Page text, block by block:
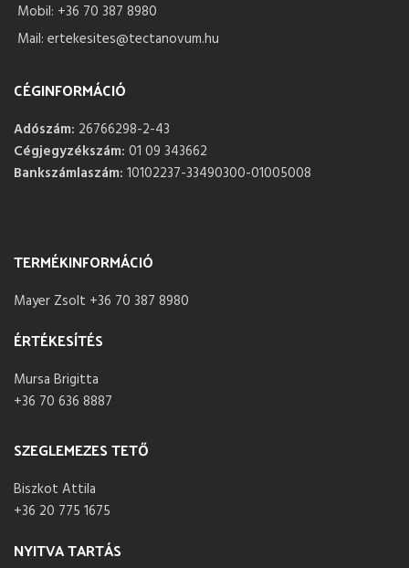
Mobil: +36 70 387 8980
Mail: ertekesites@tectanovum.hu
CÉGINFORMÁCIÓ
Adószám: 26766298-2-43
Cégjegyzékszám: 01 09 343662
Bankszámlaszám: 10102237-33490300-01005008
TERMÉKINFORMÁCIÓ
Mayer Zsolt +36 70 387 8980
ÉRTÉKESÍTÉS
Mursa Brigitta
+36 70 636 8887
SZEGLEMEZES TETŐ
Biszkot Attila
+36 20 775 1675
NYITVA TARTÁS